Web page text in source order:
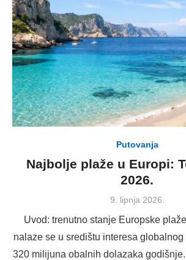
Putovanja
Najbolje plaže u Europi:
2026.
Posted
9. lipnja 2026.
Uvod: trenutno stanje Europske
nalaze se u središtu interesa globalnog
320 milijuna obalnih dolazaka